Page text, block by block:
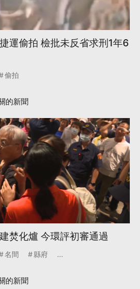
運偷拍 檢批未反省求刑1年6
偷拍
的新聞
焚化爐 今環評初審通過
名間 縣府 ...
的新聞